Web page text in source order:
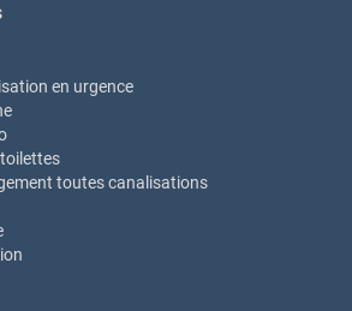
en urgence
toutes canalisations